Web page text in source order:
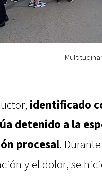
identificado
detenido a la
procesal.
y el dolor, se